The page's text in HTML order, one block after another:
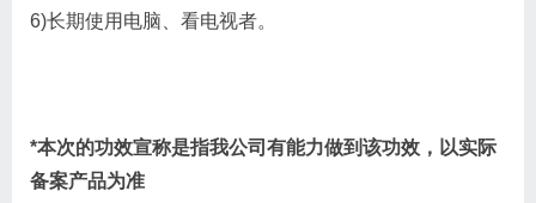
6)长期使用电脑、看电视者。
*本次的功效宣称是指我公司有能力做到该功效，以实际
备案产品为准